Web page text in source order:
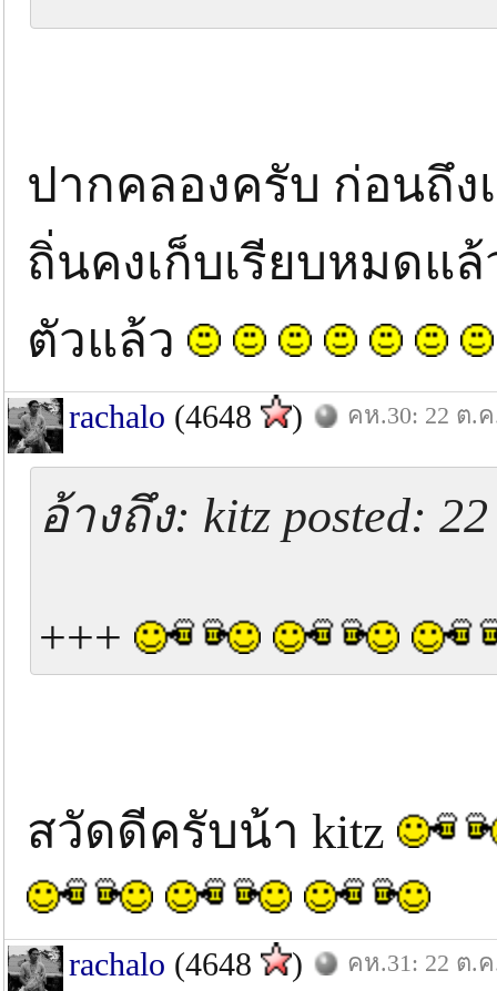
ปากคลองครับ ก่อนถึง
ถิ่นคงเก็บเรียบหมดแ
ตัวแล้ว
rachalo (4648 ) คห.30: 22 ต.
อ้างถึง: kitz posted:
+++
สวัดดีครับน้า kitz
rachalo (4648 ) คห.31: 22 ต.